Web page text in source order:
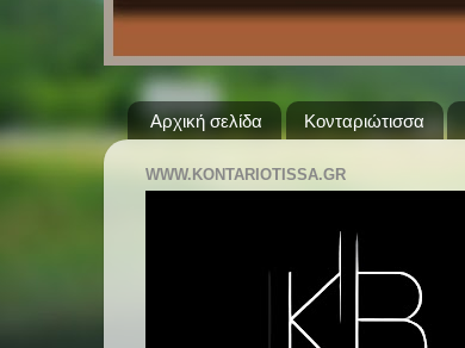
Αρχική σελίδα Κονταριώτισσα
WWW.KONTARIOTISSA.GR